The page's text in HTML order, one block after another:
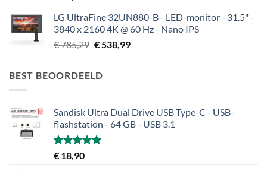
LG UltraFine 32UN880-B - LED-monitor - 31.5" -
3840 x 2160 4K @ 60 Hz - Nano IPS
€785,29 Oorspronkelijke
€ 785,29.
€538,99Huidige
BEST BEOORDEELD
Sandisk Ultra Dual Drive USB Type-C - USB-
flashstation - 64 GB - USB 3.1
Gewaardeerd
uit 5
€ 18,90